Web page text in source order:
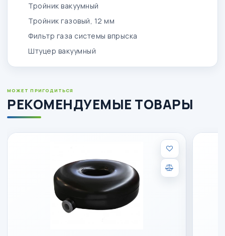
Тройник вакуумный
Тройник газовый, 12 мм
Фильтр газа системы впрыска
Штуцер вакуумный
МОЖЕТ ПРИГОДИТЬСЯ
РЕКОМЕНДУЕМЫЕ ТОВАРЫ